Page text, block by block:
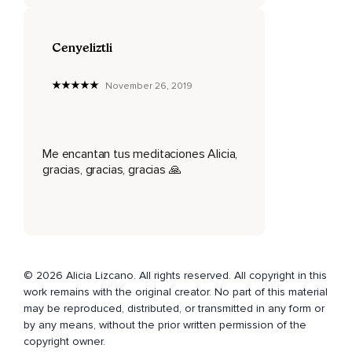
Cada vértebra,
La posición para hacer ese canal perfecto de luz.
Y esa esfera sigue bajando,
Porque eres el gran manifestador.
Y sigue bajando por tus muslos,
Tus rodillas,
Cenyeliztli
November 26, 2019
Me encantan tus meditaciones Alicia,
gracias, gracias, gracias 🙏
© 2026 Alicia Lizcano. All rights reserved. All copyright in this
work remains with the original creator. No part of this material
may be reproduced, distributed, or transmitted in any form or
by any means, without the prior written permission of the
copyright owner.